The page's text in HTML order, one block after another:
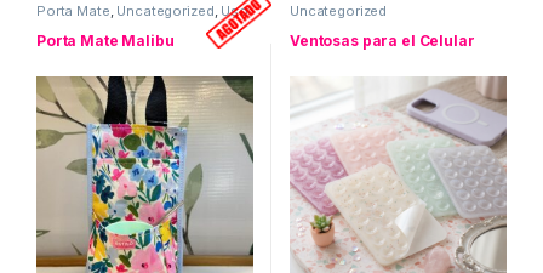
Porta Mate Uncategorized Uso
Porta Mate Malibu
Uncategorized
Ventosas para el Celular